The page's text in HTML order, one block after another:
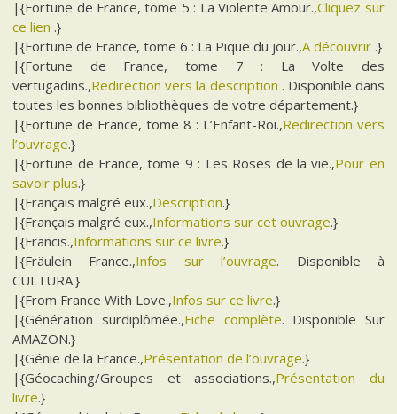
|{Fortune de France, tome 5 : La Violente Amour.,Cliquez sur
ce lien .}
|{Fortune de France, tome 6 : La Pique du jour.,A découvrir .}
|{Fortune de France, tome 7 : La Volte des
vertugadins.,Redirection vers la description . Disponible dans
toutes les bonnes bibliothèques de votre département.}
|{Fortune de France, tome 8 : L’Enfant-Roi.,Redirection vers
l’ouvrage.}
|{Fortune de France, tome 9 : Les Roses de la vie.,Pour en
savoir plus.}
|{Français malgré eux.,Description.}
|{Français malgré eux.,Informations sur cet ouvrage.}
|{Francis.,Informations sur ce livre.}
|{Fräulein France.,Infos sur l’ouvrage. Disponible à
CULTURA.}
|{From France With Love.,Infos sur ce livre.}
|{Génération surdiplômée.,Fiche complète. Disponible Sur
AMAZON.}
|{Génie de la France.,Présentation de l’ouvrage.}
|{Géocaching/Groupes et associations.,Présentation du
livre.}